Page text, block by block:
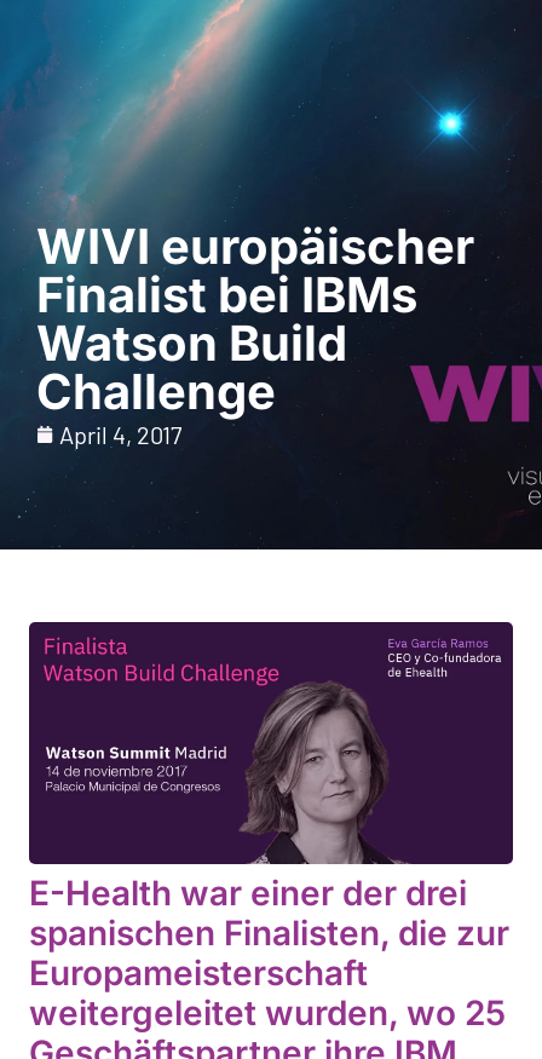
WIVI europäischer
Finalist bei IBMs
Watson Build
Challenge
April 4, 2017
E-Health war einer der drei
spanischen Finalisten, die zur
Europameisterschaft
weitergeleitet wurden, wo 25